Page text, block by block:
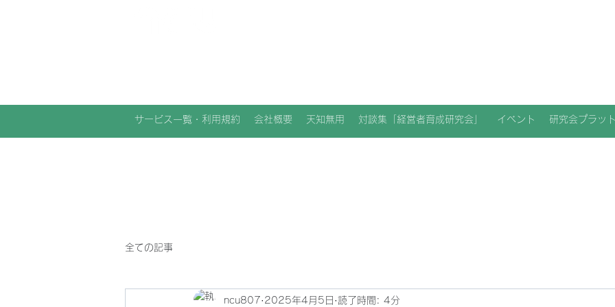
サービス一覧・利用規約 会社概要 天知無用 対談集「経営者育成研究会」 イベント 研究会プラッ
全ての記事
ncu807 2025年4月5日 読了時間: 4分